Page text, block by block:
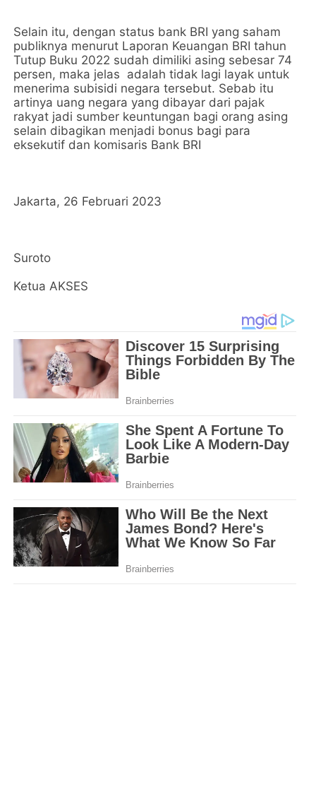
Selain itu, dengan status bank BRI yang saham
publiknya menurut Laporan Keuangan BRI tahun
Tutup Buku 2022 sudah dimiliki asing sebesar 74
persen, maka jelas adalah tidak lagi layak untuk
menerima subisidi negara tersebut. Sebab itu
artinya uang negara yang dibayar dari pajak
rakyat jadi sumber keuntungan bagi orang asing
selain dibagikan menjadi bonus bagi para
eksekutif dan komisaris Bank BRI
Jakarta, 26 Februari 2023
Suroto
Ketua AKSES